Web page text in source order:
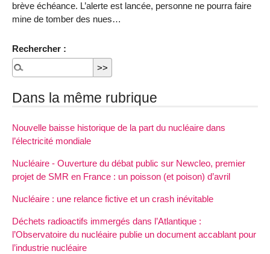
brève échéance. L’alerte est lancée, personne ne pourra faire
mine de tomber des nues…
Rechercher :
Dans la même rubrique
Nouvelle baisse historique de la part du nucléaire dans
l’électricité mondiale
Nucléaire - Ouverture du débat public sur Newcleo, premier
projet de SMR en France : un poisson (et poison) d’avril
Nucléaire : une relance fictive et un crash inévitable
Déchets radioactifs immergés dans l’Atlantique :
l’Observatoire du nucléaire publie un document accablant pour
l’industrie nucléaire